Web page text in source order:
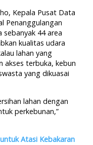
Kepala Pusat Data
Penanggulangan
sebanyak 44 area
kualitas udara
lahan yang
akses terbuka, kebun
yang dikuasai
lahan dengan
perkebunan,”
Atasi Kebakaran